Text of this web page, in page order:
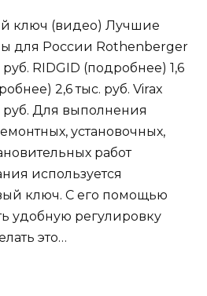
ключ (видео) Лучшие
для России Rothenberger
RIDGID (подробнее) 1,6
2,6 тыс. руб. Virax
руб. Для выполнения
установочных,
работ
используется
ключ. С его помощью
удобную регулировку
это…